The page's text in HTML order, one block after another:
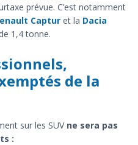
prévue. C’est notamment
Captur et la Dacia
1,4 tonne.
de la
sur les SUV ne sera pas
: